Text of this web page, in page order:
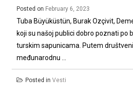
Posted on February 6, 2023
Tuba Büyüküstün, Burak Ozçivit,
koji su našoj publici dobro poznati po
turskim sapunicama. Putem
međunarodnu ...
Posted in Vesti